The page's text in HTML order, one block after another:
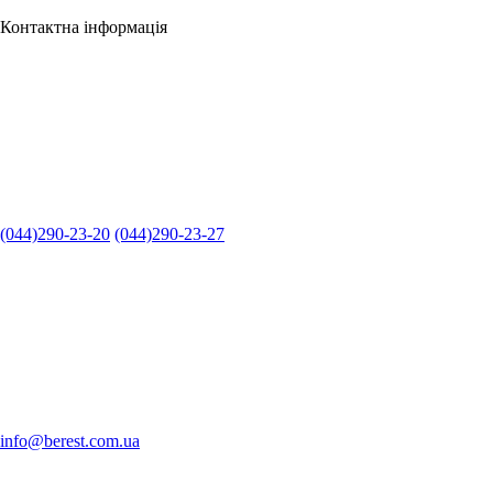
Контактна інформація
(044)290-23-20 (044)290-23-27
info@berest.com.ua